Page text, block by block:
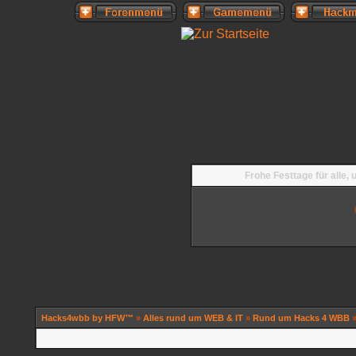
Frohe Festtage für alle,
Hacks4wbb by HFW™ » Alles rund um WEB & IT » Rund um Hacks 4 WBB